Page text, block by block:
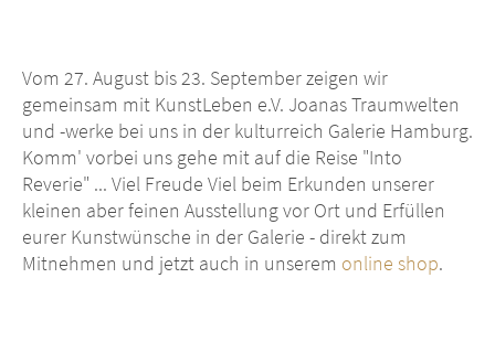
Vom 27. August bis 23. September zeigen wir
gemeinsam mit KunstLeben e.V. Joanas Traumwelten
und -werke bei uns in der kulturreich Galerie Hamburg.
Komm' vorbei uns gehe mit auf die Reise "Into
Reverie" ... Viel Freude Viel beim Erkunden unserer
kleinen aber feinen Ausstellung vor Ort und Erfüllen
eurer Kunstwünsche in der Galerie - direkt zum
Mitnehmen und jetzt auch in unserem online shop.